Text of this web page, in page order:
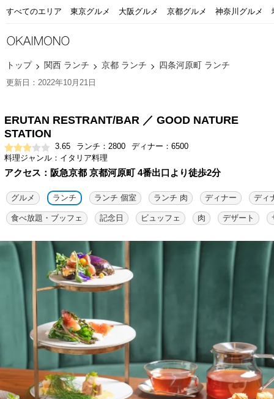
すべてのエリア 東京グルメ 大阪グルメ 京都グルメ 神奈川グルメ
トップ 関西 ランチ 京都 ランチ 四条河原町 ランチ
更新日：2022年10月21日
ERUTAN RESTRANT/BAR ／ GOOD NATURE
STATION
3.65 ランチ：2800
ディナー：6500
料理ジャンル：イタリア料理
アクセス：阪急京都 京都河原町 4番出口より徒歩2分
グルメ ランチ ランチ 個室 ランチ 肉 ディナー ディ
食べ放題・ブッフェ 記念日 ビュッフェ 肉 デザート